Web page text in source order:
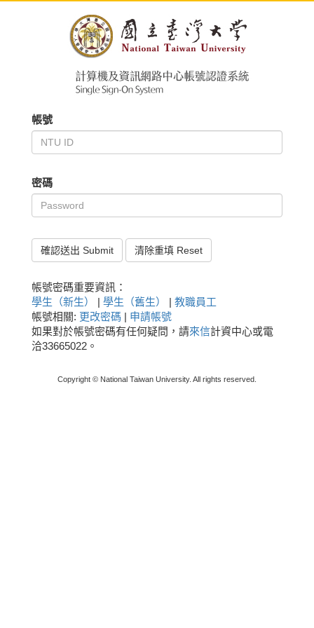
帳號
密碼
確認送出 Submit 清除重填 Reset
帳號密碼重要資訊：
學生（新生）
| 學生（舊生） | 教職員工
帳號相關: 更改密碼 | 申請帳號
如果對於帳號密碼有任何疑問，請來信計資中心或電
洽33665022。
Copyright © National Taiwan University. All rights reserved.